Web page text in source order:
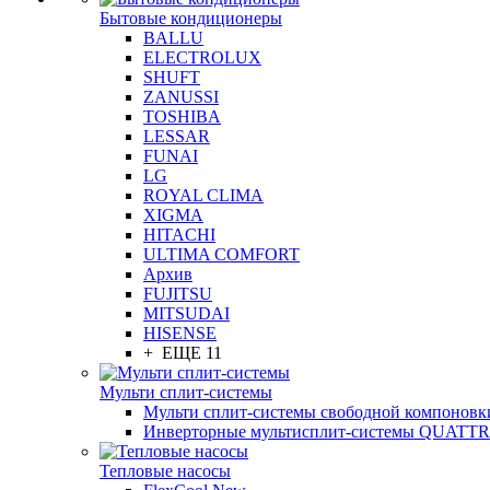
Бытовые кондиционеры
BALLU
ELECTROLUX
SHUFT
ZANUSSI
TOSHIBA
LESSAR
FUNAI
LG
ROYAL CLIMA
XIGMA
HITACHI
ULTIMA COMFORT
Архив
FUJITSU
MITSUDAI
HISENSE
+ ЕЩЕ 11
Мульти сплит-системы
Мульти сплит-системы свободной
Инверторные мультисплит-системы
Тепловые насосы